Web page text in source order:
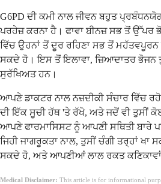
G6PD ਦੀ ਕਮੀ ਨਾਲ ਜੀਵਨ ਬਹੁਤ
ਪਰਹੇਜ਼ ਕਰਨਾ ਹੈ। ਫਾਵਾ ਬੀਨਜ਼ ਸਭ ਤੋਂ ਉੱਪਰ
ਵਿੱਚ ਉਹਨਾਂ ਤੋਂ ਦੂਰ ਰਹਿਣਾ ਸਭ ਤੋਂ
ਸਕਦੇ ਹੋ। ਇਸ ਤੋਂ ਇਲਾਵਾ, ਜ਼ਿਆਦਾਤਰ ਭੋਜਨ
ਸੁਰੱਖਿਅਤ ਹਨ।
ਆਪਣੇ ਡਾਕਟਰ ਨਾਲ ਨਜ਼ਦੀਕੀ ਸੰਚਾਰ ਵਿੱਚ
ਦੀ ਇੱਕ ਸੂਚੀ ਹੱਥ 'ਤੇ ਰੱਖੋ, ਅਤੇ ਜਦੋਂ ਵੀ ਤੁਸੀਂ
ਆਪਣੇ ਫਾਰਮਾਸਿਸਟ ਨੂੰ ਆਪਣੀ ਸਥਿਤੀ ਬਾਰੇ
ਜਿਹੀ ਜਾਗਰੂਕਤਾ ਨਾਲ, ਤੁਸੀਂ ਚੰਗੀ ਤਰ੍ਹਾਂ ਖਾ
ਸਕਦੇ ਹੋ, ਅਤੇ ਆਪਣੀਆਂ ਲਾਲ ਰਕਤ
Medical Disclaimer: This article is for informational